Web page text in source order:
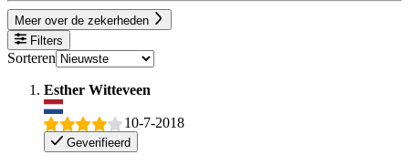
Meer over de zekerheden
Filters
Sorteren
Esther Witteveen
10-7-2018
Geverifieerd